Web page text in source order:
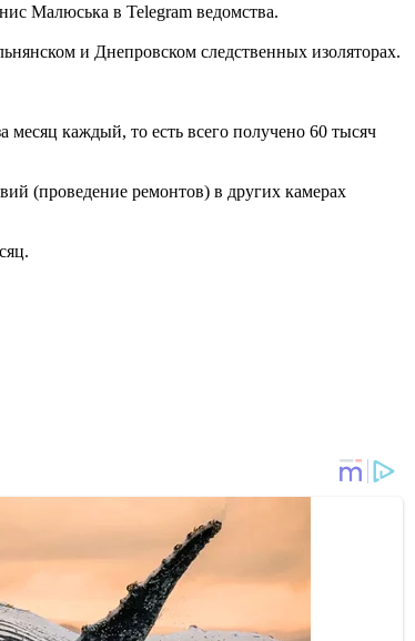
Малюська в Telegram ведомства.
и Днепровском следственных изоляторах.
каждый, то есть всего получено 60 тысяч
(проведение ремонтов) в других камерах